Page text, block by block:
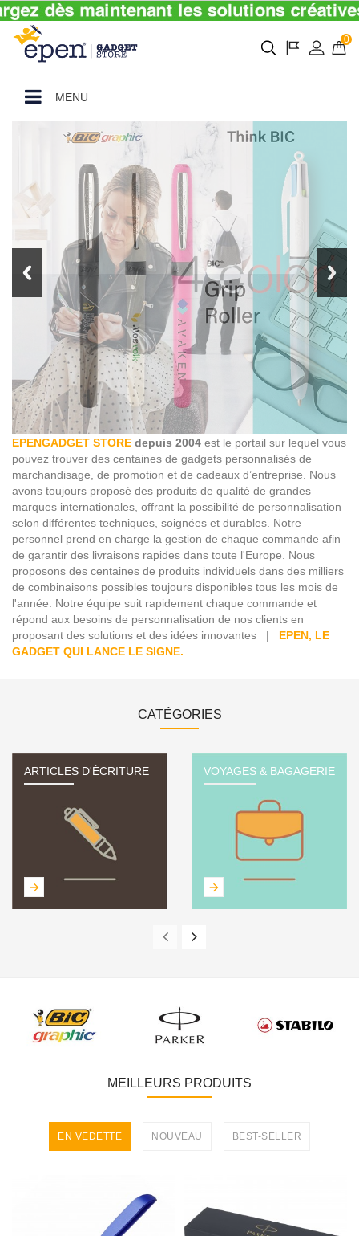
0
MENU
EPENGADGET STORE depuis 2004 est le portail sur lequel vous
pouvez trouver des centaines de gadgets personnalisés de
marchandisage, de promotion et de cadeaux d’entreprise. Nous
avons toujours proposé des produits de qualité de grandes
marques internationales, offrant la possibilité de personnalisation
selon différentes techniques, soignées et durables. Notre
personnel prend en charge la gestion de chaque commande afin
de garantir des livraisons rapides dans toute l'Europe. Nous
proposons des centaines de produits individuels dans des milliers
de combinaisons possibles toujours disponibles tous les mois de
l'année. Notre équipe suit rapidement chaque commande et
répond aux besoins de personnalisation de nos clients en
proposant des solutions et des idées innovantes | EPEN, LE
GADGET QUI LANCE LE SIGNE.
CATÉGORIES
ARTICLES D'ÉCRITURE
arrow_forward
VOYAGES & BAGAGERIE
arrow_forward
MEILLEURS PRODUITS
EN VEDETTE NOUVEAU BEST-SELLER